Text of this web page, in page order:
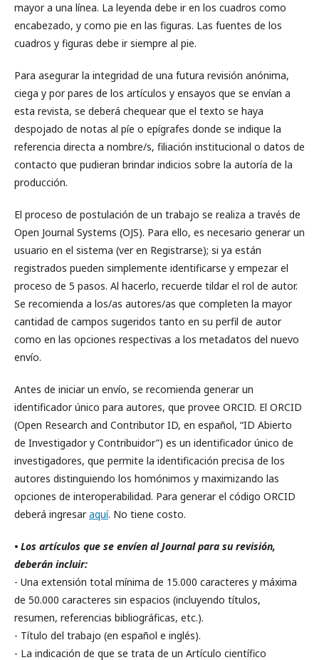
mayor a una línea. La leyenda debe ir en los cuadros como
encabezado, y como pie en las figuras. Las fuentes de los
cuadros y figuras debe ir siempre al pie.
Para asegurar la integridad de una futura revisión anónima,
ciega y por pares de los artículos y ensayos que se envían a
esta revista, se deberá chequear que el texto se haya
despojado de notas al píe o epígrafes donde se indique la
referencia directa a nombre/s, filiación institucional o datos de
contacto que pudieran brindar indicios sobre la autoría de la
producción.
El proceso de postulación de un trabajo se realiza a través de
Open Journal Systems (OJS). Para ello, es necesario generar un
usuario en el sistema (ver en Registrarse); si ya están
registrados pueden simplemente identificarse y empezar el
proceso de 5 pasos. Al hacerlo, recuerde tildar el rol de autor.
Se recomienda a los/as autores/as que completen la mayor
cantidad de campos sugeridos tanto en su perfil de autor
como en las opciones respectivas a los metadatos del nuevo
envío.
Antes de iniciar un envío, se recomienda generar un
identificador único para autores, que provee ORCID. El ORCID
(Open Research and Contributor ID, en español, “ID Abierto
de Investigador y Contribuidor”) es un identificador único de
investigadores, que permite la identificación precisa de los
autores distinguiendo los homónimos y maximizando las
opciones de interoperabilidad. Para generar el código ORCID
deberá ingresaraquí. No tiene costo.
• Los artículos que se envíen al Journal para su revisión,
deberán incluir:
- Una extensión total mínima de 15.000 caracteres y máxima
de 50.000 caracteres sin espacios (incluyendo títulos,
resumen, referencias bibliográficas, etc.).
- Título del trabajo (en español e inglés).
- La indicación de que se trata de un Artículo científico